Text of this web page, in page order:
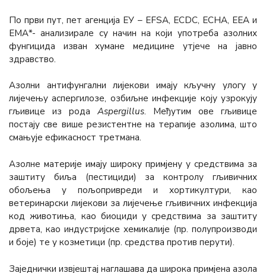
По први пут, пет агенција ЕУ – EFSA, ECDC, ECHA, EEA и
ЕМА*- анализирале су начин на који употреба азолних
фунгицида изван хумане медицине утјече на јавно
здравство.
Азолни антифунгални лијекови имају кључну улогу у
лијечењу аспергилозе, озбиљне инфекције коју узрокују
гљивице из рода Aspergillus. Међутим ове гљивице
постају све више резистентне на терапије азолима, што
смањује ефикасност третмана.
Азолне материје имају широку примјену у средствима за
заштиту биља (пестициди) за контролу гљивичних
обољења у пољопривреди и хортикултури, као
ветеринарски лијекови за лијечење гљивичних инфекција
код животиња, као биоциди у средствима за заштиту
дрвета, као индустријске хемикалије (пр. полупроизводи
и боје) те у козметици (пр. средства против перути).
Заједнички извјештај наглашава да широка примјена азола